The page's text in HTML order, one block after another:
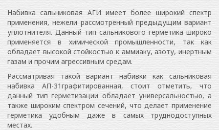
Набивка сальниковая АГИ имеет более широкий спектр
применения, нежели рассмотренный предыдущим вариант
уплотнителя. Данный тип сальникового герметика широко
применяется в химической промышленности, так как
обладает высокой стойкостью к аммиаку, азоту, инертным
газам и прочим агрессивным средам.
Рассматривая такой вариант набивки как сальниковая
набивка АП-31графитированная, стоит отметить, что
данный тип герметизации обладает универсальностью, а
также широким спектром сечений, что делает применение
герметика удобным даже в самых труднодоступных
местах.